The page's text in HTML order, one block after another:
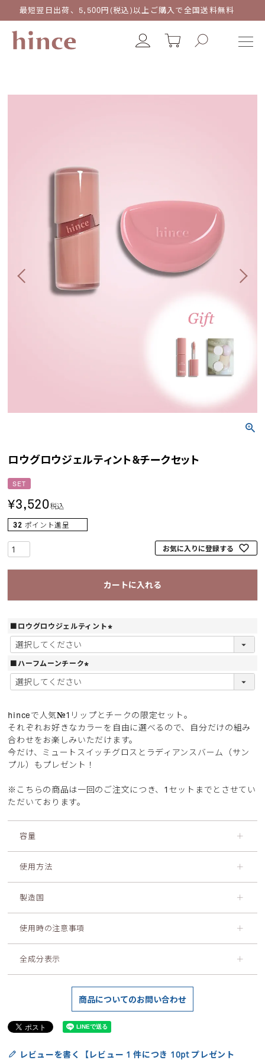
最短翌日出荷、5,500円(税込)以上ご購入で全国送料無料
ロウグロウジェルティント&チークセット
SET
¥3,520税込
32 ポイント進呈
お気に入りに登録する
カートに入れる
■ロウグロウジェルティント
)
■ハーフムーンチーク
hinceで人気№1リップとチークの限定セット。
それぞれお好きなカラーを自由に選べるので、自分だけの組み
合わせをお楽しみいただけます。
今だけ、ミュートスイッチグロスとラディアンスバーム（サン
プル）もプレゼント！
※こちらの商品は一回のご注文につき、1セットまでとさせてい
ただいております。
容量 ＋
使用方法 ＋
製造国 ＋
使用時の注意事項 ＋
全成分表示 ＋
商品についてのお問い合わせ
レビューを書く【レビュー 1 件につき 10pt プレゼント